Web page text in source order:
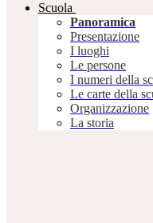
Scuola
Panoramica
Presentazione
I luoghi
Le persone
I numeri della
Le carte della
Organizzazione
La storia